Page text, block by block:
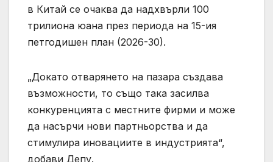
в Китай се очаква да надхвърли 100
трилиона юана през периода на 15-ия
петгодишен план (2026-30).
„Докато отварянето на пазара създава
възможности, то също така засилва
конкуренцията с местните фирми и може
да насърчи нови партньорства и да
стимулира иновациите в индустрията“,
добави Депу.